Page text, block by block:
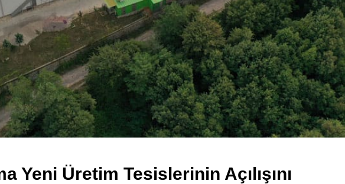
Yeni Üretim Tesislerinin Açılışını